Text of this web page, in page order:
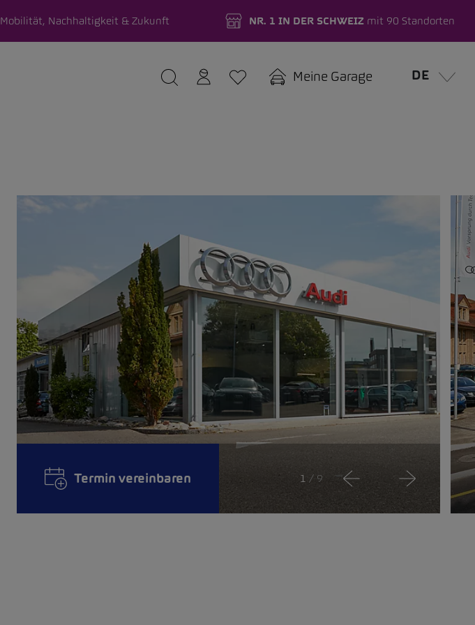
Mobilität, Nachhaltigkeit & Zukunft NR. 1 IN DER SCHWEIZmit 90 Standorten
Meine Garage DE
Termin vereinbaren 1 / 9